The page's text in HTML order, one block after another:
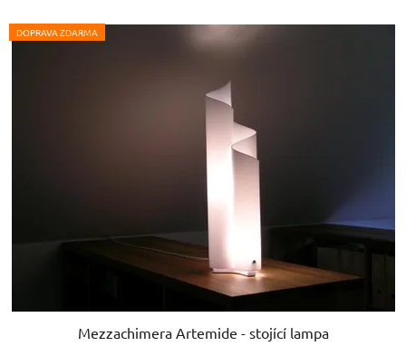
DOPRAVA ZDARMA
Mezzachimera Artemide - stojící lampa